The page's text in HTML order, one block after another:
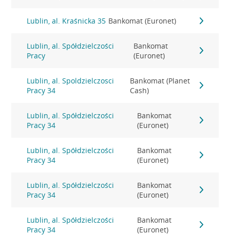
Lublin, al. Kraśnicka 35 Bankomat (Euronet)
Lublin, al. Spółdzielczości
Pracy
Bankomat
(Euronet)
Lublin, al. Spoldzielczosci
Pracy 34
Bankomat (Planet
Cash)
Lublin, al. Spółdzielczości
Pracy 34
Bankomat
(Euronet)
Lublin, al. Spółdzielczości
Pracy 34
Bankomat
(Euronet)
Lublin, al. Spółdzielczości
Pracy 34
Bankomat
(Euronet)
Lublin, al. Spółdzielczości
Pracy 34
Bankomat
(Euronet)